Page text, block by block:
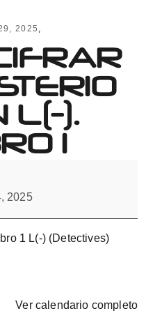
2025
L(-).
1
2025
1 L(-) (Detectives)
Ver calendario completo